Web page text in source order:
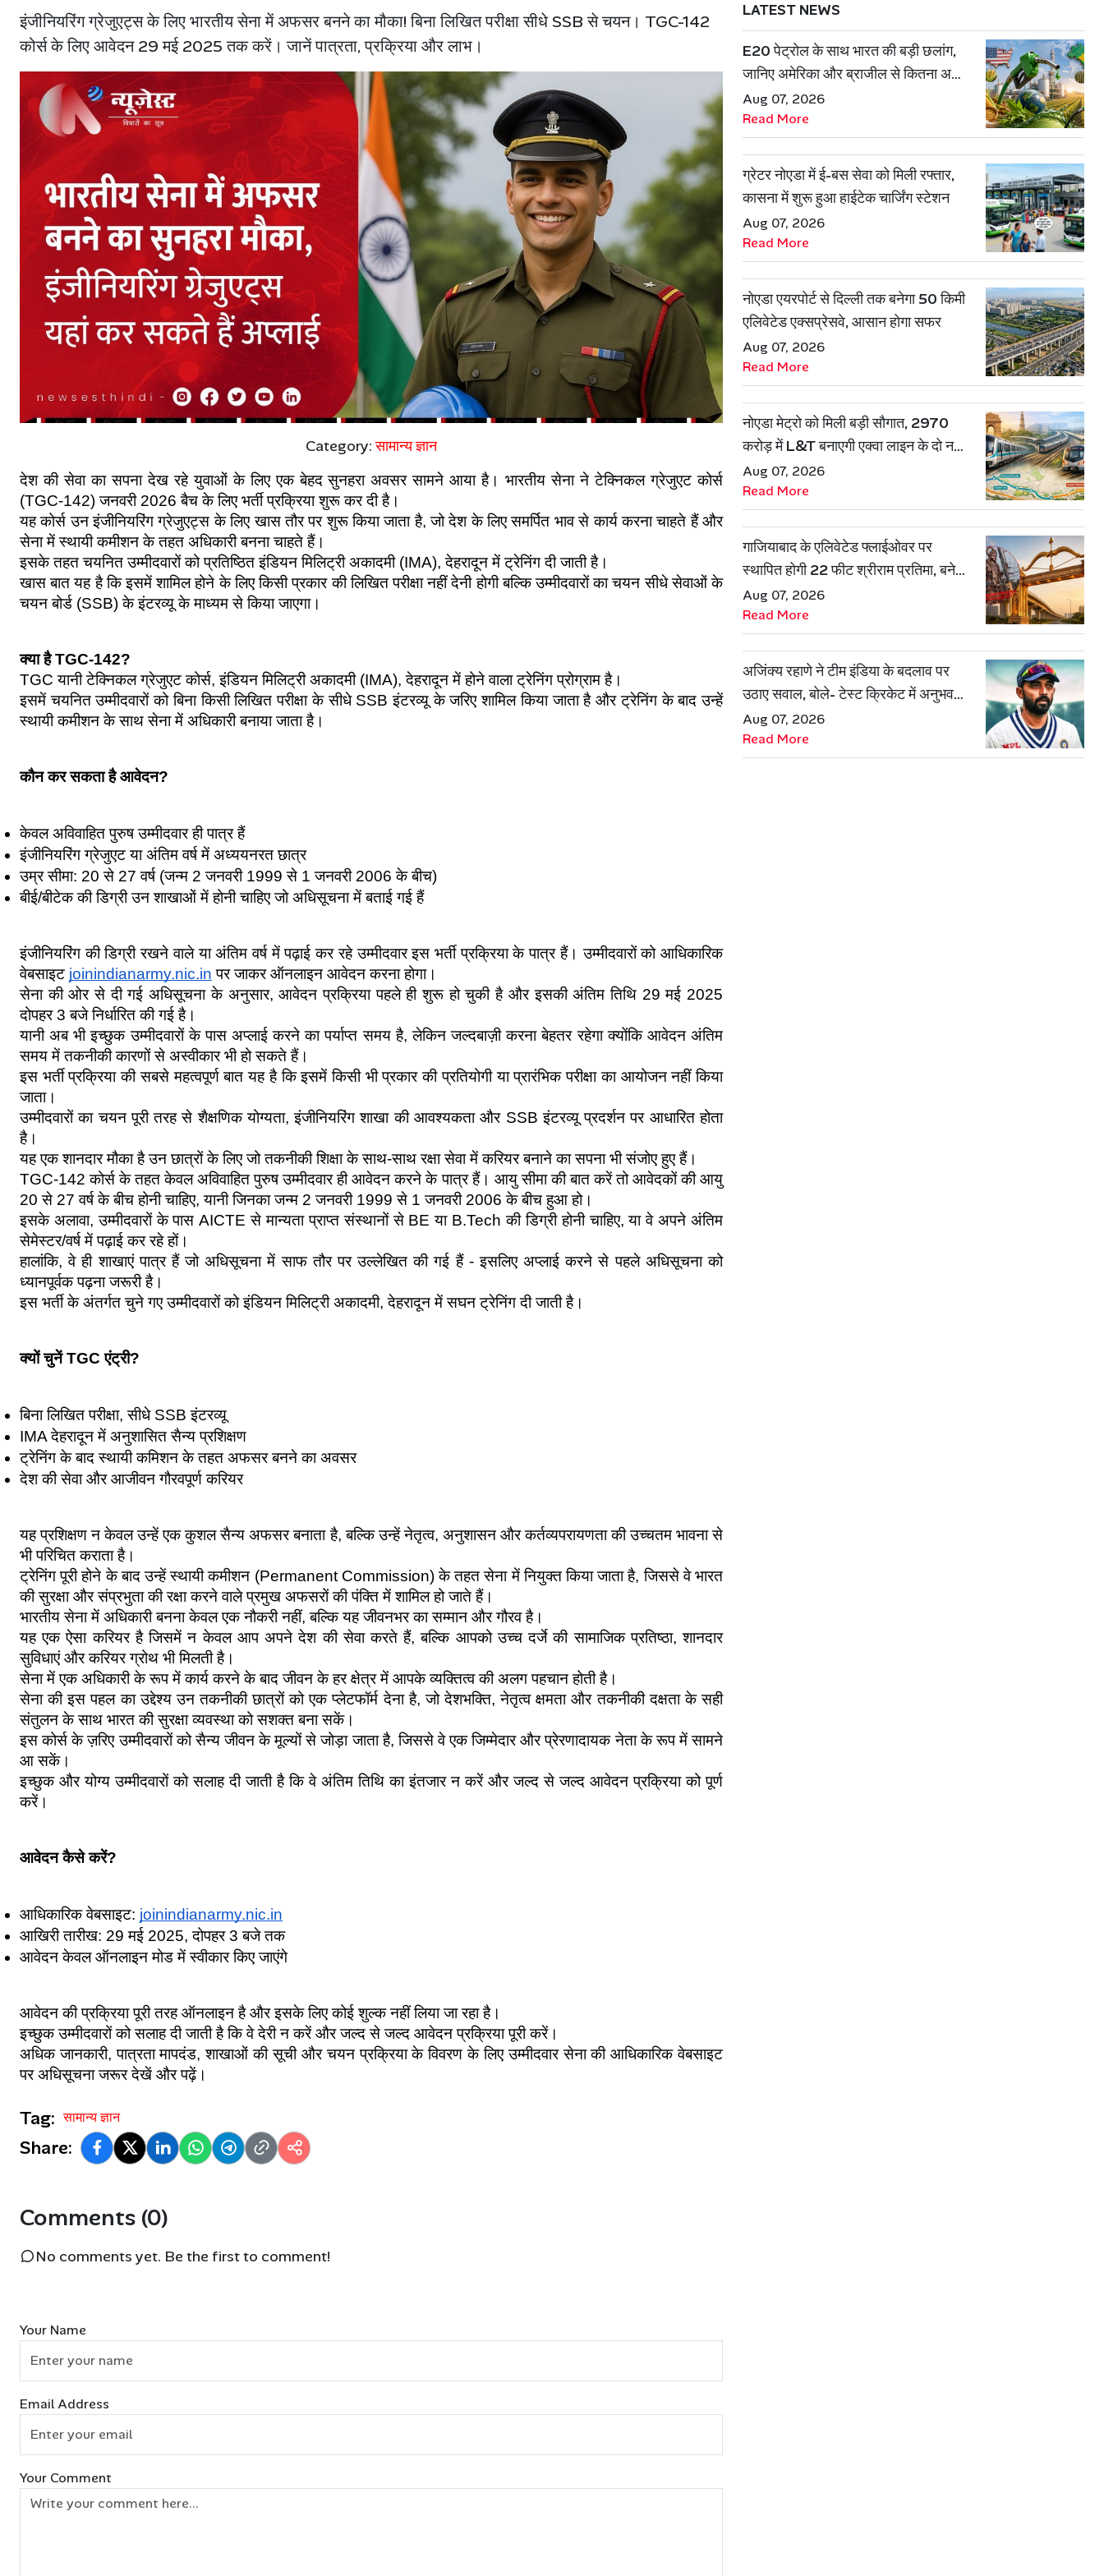
इंजीनियरिंग ग्रेजुएट्स के लिए भारतीय सेना में अफसर बनने का मौका! बिना लिखित परीक्षा सीधे SSB से चयन। TGC-142
कोर्स के लिए आवेदन 29 मई 2025 तक करें। जानें पात्रता, प्रक्रिया और लाभ।
Category:सामान्य ज्ञान
देश की सेवा का सपना देख रहे युवाओं के लिए एक बेहद सुनहरा अवसर सामने आया है। भारतीय सेना ने टेक्निकल ग्रेजुएट कोर्स
(TGC-142) जनवरी 2026 बैच के लिए भर्ती प्रक्रिया शुरू कर दी है।
यह कोर्स उन इंजीनियरिंग ग्रेजुएट्स के लिए खास तौर पर शुरू किया जाता है, जो देश के लिए समर्पित भाव से कार्य करना चाहते हैं और
सेना में स्थायी कमीशन के तहत अधिकारी बनना चाहते हैं।
इसके तहत चयनित उम्मीदवारों को प्रतिष्ठित इंडियन मिलिट्री अकादमी (IMA), देहरादून में ट्रेनिंग दी जाती है।
खास बात यह है कि इसमें शामिल होने के लिए किसी प्रकार की लिखित परीक्षा नहीं देनी होगी बल्कि उम्मीदवारों का चयन सीधे सेवाओं के
चयन बोर्ड (SSB) के इंटरव्यू के माध्यम से किया जाएगा।
क्या है TGC-142?
TGC यानी टेक्निकल ग्रेजुएट कोर्स, इंडियन मिलिट्री अकादमी (IMA), देहरादून में होने वाला ट्रेनिंग प्रोग्राम है।
इसमें चयनित उम्मीदवारों को बिना किसी लिखित परीक्षा के सीधे SSB इंटरव्यू के जरिए शामिल किया जाता है और ट्रेनिंग के बाद उन्हें
स्थायी कमीशन के साथ सेना में अधिकारी बनाया जाता है।
कौन कर सकता है आवेदन?
केवल अविवाहित पुरुष उम्मीदवार ही पात्र हैं
इंजीनियरिंग ग्रेजुएट या अंतिम वर्ष में अध्ययनरत छात्र
उम्र सीमा: 20 से 27 वर्ष (जन्म 2 जनवरी 1999 से 1 जनवरी 2006 के बीच)
बीई/बीटेक की डिग्री उन शाखाओं में होनी चाहिए जो अधिसूचना में बताई गई हैं
इंजीनियरिंग की डिग्री रखने वाले या अंतिम वर्ष में पढ़ाई कर रहे उम्मीदवार इस भर्ती प्रक्रिया के पात्र हैं। उम्मीदवारों को आधिकारिक
वेबसाइट joinindianarmy.nic.in पर जाकर ऑनलाइन आवेदन करना होगा।
सेना की ओर से दी गई अधिसूचना के अनुसार, आवेदन प्रक्रिया पहले ही शुरू हो चुकी है और इसकी अंतिम तिथि 29 मई 2025
दोपहर 3 बजे निर्धारित की गई है।
यानी अब भी इच्छुक उम्मीदवारों के पास अप्लाई करने का पर्याप्त समय है, लेकिन जल्दबाज़ी करना बेहतर रहेगा क्योंकि आवेदन अंतिम
समय में तकनीकी कारणों से अस्वीकार भी हो सकते हैं।
इस भर्ती प्रक्रिया की सबसे महत्वपूर्ण बात यह है कि इसमें किसी भी प्रकार की प्रतियोगी या प्रारंभिक परीक्षा का आयोजन नहीं किया
जाता।
उम्मीदवारों का चयन पूरी तरह से शैक्षणिक योग्यता, इंजीनियरिंग शाखा की आवश्यकता और SSB इंटरव्यू प्रदर्शन पर आधारित होता
है।
यह एक शानदार मौका है उन छात्रों के लिए जो तकनीकी शिक्षा के साथ-साथ रक्षा सेवा में करियर बनाने का सपना भी संजोए हुए हैं।
TGC-142 कोर्स के तहत केवल अविवाहित पुरुष उम्मीदवार ही आवेदन करने के पात्र हैं। आयु सीमा की बात करें तो आवेदकों की आयु
20 से 27 वर्ष के बीच होनी चाहिए, यानी जिनका जन्म 2 जनवरी 1999 से 1 जनवरी 2006 के बीच हुआ हो।
इसके अलावा, उम्मीदवारों के पास AICTE से मान्यता प्राप्त संस्थानों से BE या B.Tech की डिग्री होनी चाहिए, या वे अपने अंतिम
सेमेस्टर/वर्ष में पढ़ाई कर रहे हों।
हालांकि, वे ही शाखाएं पात्र हैं जो अधिसूचना में साफ तौर पर उल्लेखित की गई हैं - इसलिए अप्लाई करने से पहले अधिसूचना को
ध्यानपूर्वक पढ़ना जरूरी है।
इस भर्ती के अंतर्गत चुने गए उम्मीदवारों को इंडियन मिलिट्री अकादमी, देहरादून में सघन ट्रेनिंग दी जाती है।
क्यों चुनें TGC एंट्री?
बिना लिखित परीक्षा, सीधे SSB इंटरव्यू
IMA देहरादून में अनुशासित सैन्य प्रशिक्षण
ट्रेनिंग के बाद स्थायी कमिशन के तहत अफसर बनने का अवसर
देश की सेवा और आजीवन गौरवपूर्ण करियर
यह प्रशिक्षण न केवल उन्हें एक कुशल सैन्य अफसर बनाता है, बल्कि उन्हें नेतृत्व, अनुशासन और कर्तव्यपरायणता की उच्चतम भावना से
भी परिचित कराता है।
ट्रेनिंग पूरी होने के बाद उन्हें स्थायी कमीशन (Permanent Commission) के तहत सेना में नियुक्त किया जाता है, जिससे वे भारत
की सुरक्षा और संप्रभुता की रक्षा करने वाले प्रमुख अफसरों की पंक्ति में शामिल हो जाते हैं।
भारतीय सेना में अधिकारी बनना केवल एक नौकरी नहीं, बल्कि यह जीवनभर का सम्मान और गौरव है।
यह एक ऐसा करियर है जिसमें न केवल आप अपने देश की सेवा करते हैं, बल्कि आपको उच्च दर्जे की सामाजिक प्रतिष्ठा, शानदार
सुविधाएं और करियर ग्रोथ भी मिलती है।
सेना में एक अधिकारी के रूप में कार्य करने के बाद जीवन के हर क्षेत्र में आपके व्यक्तित्व की अलग पहचान होती है।
सेना की इस पहल का उद्देश्य उन तकनीकी छात्रों को एक प्लेटफॉर्म देना है, जो देशभक्ति, नेतृत्व क्षमता और तकनीकी दक्षता के सही
संतुलन के साथ भारत की सुरक्षा व्यवस्था को सशक्त बना सकें।
इस कोर्स के ज़रिए उम्मीदवारों को सैन्य जीवन के मूल्यों से जोड़ा जाता है, जिससे वे एक जिम्मेदार और प्रेरणादायक नेता के रूप में सामने
आ सकें।
इच्छुक और योग्य उम्मीदवारों को सलाह दी जाती है कि वे अंतिम तिथि का इंतजार न करें और जल्द से जल्द आवेदन प्रक्रिया को पूर्ण
करें।
आवेदन कैसे करें?
आधिकारिक वेबसाइट: joinindianarmy.nic.in
आखिरी तारीख: 29 मई 2025, दोपहर 3 बजे तक
आवेदन केवल ऑनलाइन मोड में स्वीकार किए जाएंगे
आवेदन की प्रक्रिया पूरी तरह ऑनलाइन है और इसके लिए कोई शुल्क नहीं लिया जा रहा है।
इच्छुक उम्मीदवारों को सलाह दी जाती है कि वे देरी न करें और जल्द से जल्द आवेदन प्रक्रिया पूरी करें।
अधिक जानकारी, पात्रता मापदंड, शाखाओं की सूची और चयन प्रक्रिया के विवरण के लिए उम्मीदवार सेना की आधिकारिक वेबसाइट
पर अधिसूचना जरूर देखें और पढ़ें।
Tag: सामान्य ज्ञान
Share:
Comments (0)
No comments yet. Be the first to comment!
Your Name
Email Address
Your Comment
LATEST NEWS
E20 पेट्रोल के साथ भारत की बड़ी छलांग,
जानिए अमेरिका और ब्राजील से कितना अलग
है एथेनॉल मॉडल
Aug 07, 2026
Read More
ग्रेटर नोएडा में ई-बस सेवा को मिली रफ्तार,
कासना में शुरू हुआ हाईटेक चार्जिंग स्टेशन
Aug 07, 2026
Read More
नोएडा एयरपोर्ट से दिल्ली तक बनेगा 50 किमी
एलिवेटेड एक्सप्रेसवे, आसान होगा सफर
Aug 07, 2026
Read More
नोएडा मेट्रो को मिली बड़ी सौगात, 2970
करोड़ में L&T बनाएगी एक्वा लाइन के दो नए
रूट
Aug 07, 2026
Read More
गाजियाबाद के एलिवेटेड फ्लाईओवर पर
स्थापित होगी 22 फीट श्रीराम प्रतिमा, बनेगी
शहर की नई पहचान
Aug 07, 2026
Read More
अजिंक्य रहाणे ने टीम इंडिया के बदलाव पर
उठाए सवाल, बोले- टेस्ट क्रिकेट में अनुभव
की जरूरत हमेशा रहेगी
Aug 07, 2026
Read More